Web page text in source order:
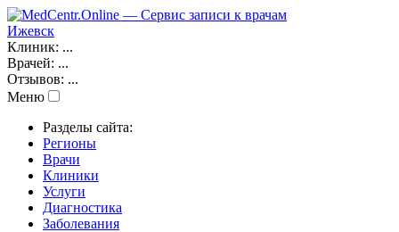
Ижевск
Клиник: ...
Врачей: ...
Отзывов: ...
Меню
Разделы сайта:
Регионы
Врачи
Клиники
Услуги
Диагностика
Заболевания